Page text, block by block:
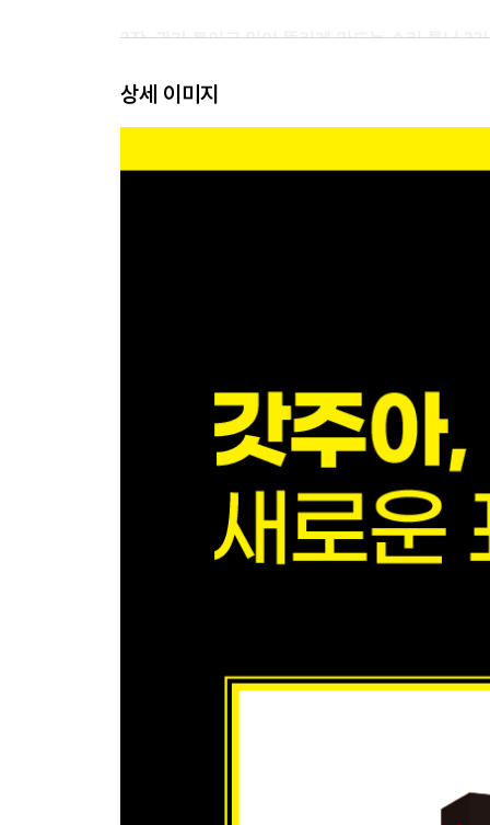
2장. 귀가 트이고 입이 뚫리게 만드는 소리 튜닝 2
1. 아는 소리와 들리는 소리의 괴리감을 줄여라
2. 모든 영어를 블록으로 잘라서 받아들여라
7. 1개를 100개로 써먹어라 : 문장은 실전에서 쓸
4장. 영어천재로 가는 마인드 튜닝 5원칙
1. 내가 즐겁게 할 수 있는 정도로만 하라
2. ‘이 한 문장만 내 것으로 만든다!’고 마음먹어라
5장. 소리튠 영어혁명, 2주 실전 훈련 완벽 로드맵
상세 이미지